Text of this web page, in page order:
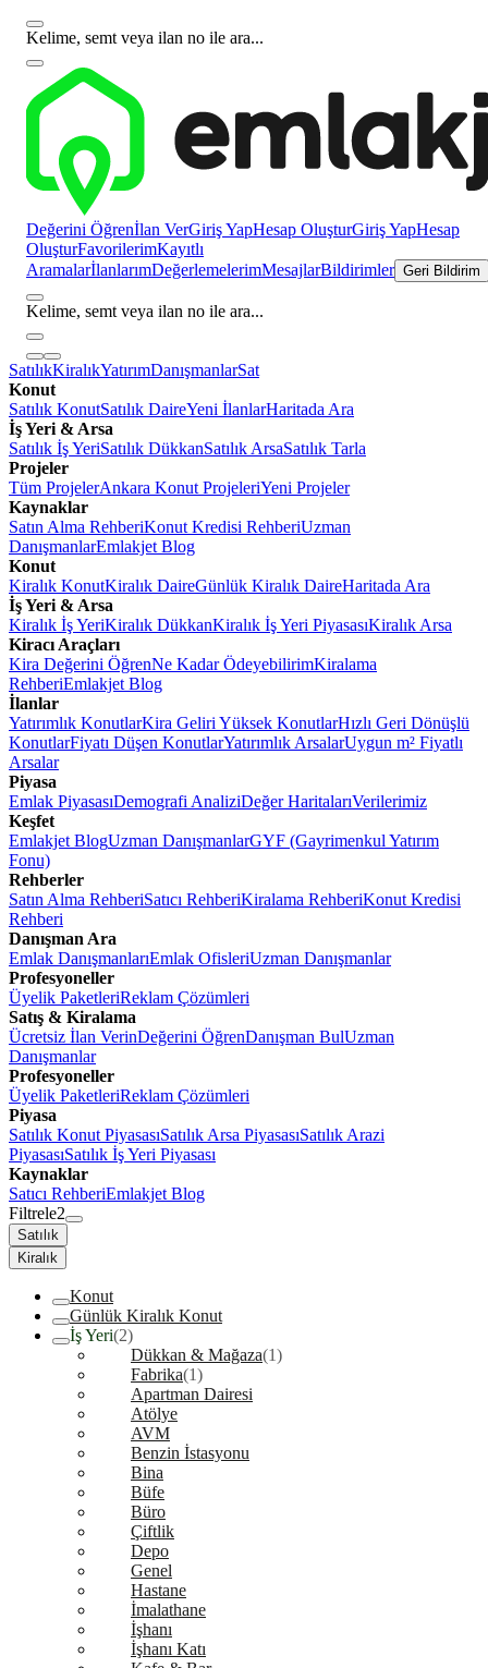
Kelime, semt veya ilan no ile ara...
Değerini Öğrenİlan VerGiriş YapHesap OluşturGiriş YapHesap
OluşturFavorilerimKayıtlı
AramalarİlanlarımDeğerlemelerimMesajlarBildirimler Geri Bildirim
Kelime, semt veya ilan no ile ara...
SatılıkKiralıkYatırımDanışmanlarSat
Konut
Satılık KonutSatılık DaireYeni İlanlarHaritada Ara
İş Yeri & Arsa
Satılık İş YeriSatılık DükkanSatılık ArsaSatılık Tarla
Projeler
Tüm ProjelerAnkara Konut ProjeleriYeni Projeler
Kaynaklar
Satın Alma RehberiKonut Kredisi RehberiUzman
DanışmanlarEmlakjet Blog
Konut
Kiralık KonutKiralık DaireGünlük Kiralık DaireHaritada Ara
İş Yeri & Arsa
Kiralık İş YeriKiralık DükkanKiralık İş Yeri PiyasasıKiralık Arsa
Kiracı Araçları
Kira Değerini ÖğrenNe Kadar ÖdeyebilirimKiralama
RehberiEmlakjet Blog
İlanlar
Yatırımlık KonutlarKira Geliri Yüksek KonutlarHızlı Geri Dönüşlü
KonutlarFiyatı Düşen KonutlarYatırımlık ArsalarUygun m² Fiyatlı
Arsalar
Piyasa
Emlak PiyasasıDemografi AnaliziDeğer HaritalarıVerilerimiz
Keşfet
Emlakjet BlogUzman DanışmanlarGYF (Gayrimenkul Yatırım
Fonu)
Rehberler
Satın Alma RehberiSatıcı RehberiKiralama RehberiKonut Kredisi
Rehberi
Danışman Ara
Emlak DanışmanlarıEmlak OfisleriUzman Danışmanlar
Profesyoneller
Üyelik PaketleriReklam Çözümleri
Satış & Kiralama
Ücretsiz İlan VerinDeğerini ÖğrenDanışman BulUzman
Danışmanlar
Profesyoneller
Üyelik PaketleriReklam Çözümleri
Piyasa
Satılık Konut PiyasasıSatılık Arsa PiyasasıSatılık Arazi
PiyasasıSatılık İş Yeri Piyasası
Kaynaklar
Satıcı RehberiEmlakjet Blog
Filtrele2
Satılık
Kiralık
Konut
Günlük Kiralık Konut
İş Yeri(2)
Dükkan & Mağaza(1)
Fabrika(1)
Apartman Dairesi
Atölye
AVM
Benzin İstasyonu
Bina
Büfe
Büro
Çiftlik
Depo
Genel
Hastane
İmalathane
İşhanı
İşhanı Katı